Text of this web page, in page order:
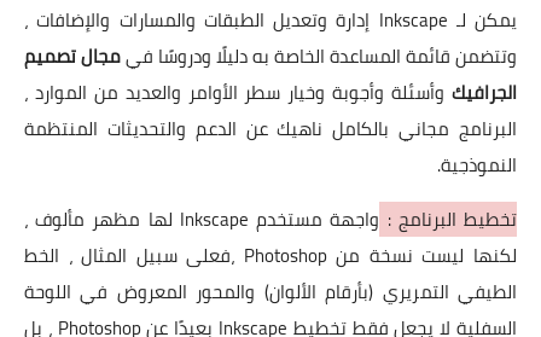
يمكن لـ Inkscape إدارة وتعديل الطبقات والمسارات والإضافات ،
وتتضمن قائمة المساعدة الخاصة به دليلًا ودروسًا فيمجال تصميم
الجرافيك وأسئلة وأجوبة وخيار سطر الأوامر والعديد من الموارد ،
البرنامج مجاني بالكامل ناهيك عن الدعم والتحديثات المنتظمة
النموذجية.
تخطيط البرنامج :
واجهة مستخدم Inkscape لها مظهر مألوف ،
لكنها ليست نسخة من Photoshop ،فعلى سبيل المثال ، الخط
الطيفي التمريري (بأرقام الألوان) والمحور المعروض في اللوحة
السفلية لا يجعل فقط تخطيط Inkscape بعيدًا عن Photoshop ، بل